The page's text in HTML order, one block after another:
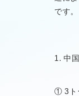
です。
1. 中
① 3ト